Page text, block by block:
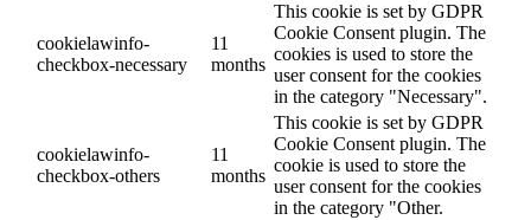
cookielawinfo-
checkbox-necessary
11
months
This cookie is set by GDPR
Cookie Consent plugin. The
cookies is used to store the
user consent for the cookies
in the category "Necessary".
cookielawinfo-
checkbox-others
11
months
This cookie is set by GDPR
Cookie Consent plugin. The
cookie is used to store the
user consent for the cookies
in the category "Other.